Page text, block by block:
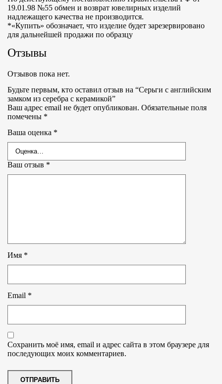
19.01.98 №55 обмен и возврат ювелирных изделий
надлежащего качества не производится.
*«Купить» обозначает, что изделие будет зарезервировано
для дальнейшей продажи по образцу
Отзывы
Отзывов пока нет.
Будьте первым, кто оставил отзыв на “Серьги с английским
замком из серебра с керамикой”
Ваш адрес email не будет опубликован. Обязательные поля
помечены *
Ваша оценка *
Ваш отзыв *
Имя *
Email *
Сохранить моё имя, email и адрес сайта в этом браузере для
последующих моих комментариев.